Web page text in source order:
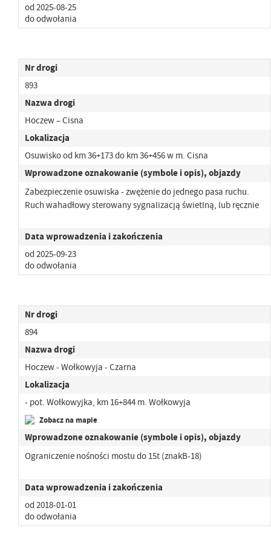
od 2025-08-25
do odwołania
Nr drogi
893
Nazwa drogi
Hoczew – Cisna
Lokalizacja
Osuwisko od km 36+173 do km 36+456 w m. Cisna
Wprowadzone oznakowanie (symbole i opis), objazdy
Zabezpieczenie osuwiska - zwężenie do jednego pasa ruchu.
Ruch wahadłowy sterowany sygnalizacją świetlną, lub ręcznie
Data wprowadzenia i zakończenia
od 2025-09-23
do odwołania
Nr drogi
894
Nazwa drogi
Hoczew - Wołkowyja - Czarna
Lokalizacja
- pot. Wołkowyjka, km 16+844 m. Wołkowyja
Zobacz na mapie
Wprowadzone oznakowanie (symbole i opis), objazdy
Ograniczenie nośności mostu do 15t (znakB-18)
Data wprowadzenia i zakończenia
od 2018-01-01
do odwołania